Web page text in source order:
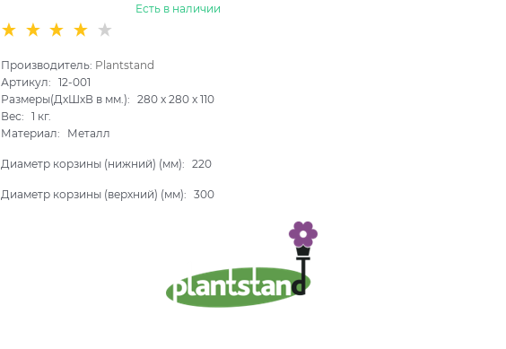
Есть в наличии
Производитель: Plantstand
Артикул:
12-001
Размеры(ДхШхВ в мм.):
280 x280 x110
Вес:
1 кг.
Материал:
Металл
Диаметр корзины (нижний) (мм): 220
Диаметр корзины (верхний) (мм): 300